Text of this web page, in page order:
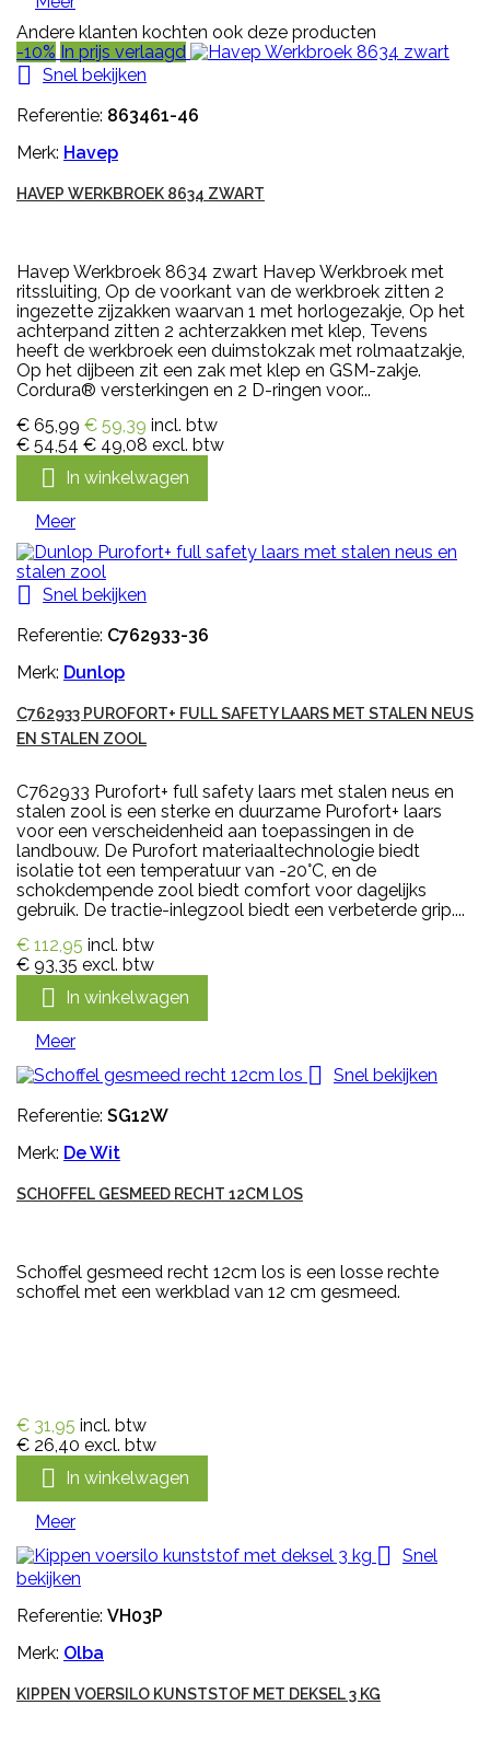
Andere klanten kochten ook deze producten
-10% In prijs verlaagd

Snel bekijken
Referentie: 863461-46
Merk: Havep
HAVEP WERKBROEK 8634 ZWART
Havep Werkbroek 8634 zwart Havep Werkbroek met
ritssluiting, Op de voorkant van de werkbroek zitten 2
ingezette zijzakken waarvan 1 met horlogezakje, Op het
achterpand zitten 2 achterzakken met klep, Tevens
heeft de werkbroek een duimstokzak met rolmaatzakje,
Op het dijbeen zit een zak met klep en GSM-zakje.
Cordura® versterkingen en 2 D-ringen voor...
€ 65,99 € 59,39 incl. btw
€ 54,54 € 49,08 excl. btw
 In winkelwagen
Meer

Snel bekijken
Referentie: C762933-36
Merk: Dunlop
C762933 PUROFORT+ FULL SAFETY LAARS MET STALEN NEUS
EN STALEN ZOOL
C762933 Purofort+ full safety laars met stalen neus en
stalen zool is een sterke en duurzame Purofort+ laars
voor een verscheidenheid aan toepassingen in de
landbouw. De Purofort materiaaltechnologie biedt
isolatie tot een temperatuur van -20°C, en de
schokdempende zool biedt comfort voor dagelijks
gebruik. De tractie-inlegzool biedt een verbeterde grip....
€ 112,95 incl. btw
€ 93,35 excl. btw
 In winkelwagen
Meer

Snel bekijken
Referentie: SG12W
Merk: De Wit
SCHOFFEL GESMEED RECHT 12CM LOS
Schoffel gesmeed recht 12cm los is een losse rechte
schoffel met een werkblad van 12 cm gesmeed.
€ 31,95 incl. btw
€ 26,40 excl. btw
 In winkelwagen
Meer

Snel
bekijken
Referentie: VH03P
Merk: Olba
KIPPEN VOERSILO KUNSTSTOF MET DEKSEL 3 KG